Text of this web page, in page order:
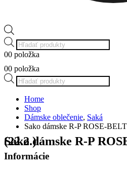
Products
search
00 položka
00 položka
Products
search
Home
Shop
Dámske oblečenie, Saká
Sako dámske R-P ROSE-
Sako dámske R-P ROSE-BELT ružové (22.2.)
Informácie